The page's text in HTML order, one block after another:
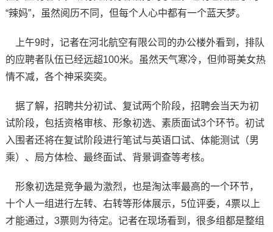
“辣妈”，虽然阅历不同，但每个人心中都有一个蓝天梦。
上午9时，记者在河北航空有限公司的办公楼外看到，排队
的应聘者队伍已经远超100米。虽然天气寒冷，但帅哥美女热
情不减，各个神采奕奕。
据了解，招聘共分初试、复试两个阶段，招聘会当天为初
试阶段，包括资格审核、形象初选、素质面试3个环节。初试
入围者还将在复试阶段进行笔试与英语口试、体能测试（男
乘）、局方体检、最终面试、背景调查等考核。
形象初选是竞争最为激烈，也是淘汰率最高的一个环节，
十个人一组进行左转、右转等形体展示，5位评委，4票以上
才能通过，3票则为待定。记者在现场看到，很多组都是整组